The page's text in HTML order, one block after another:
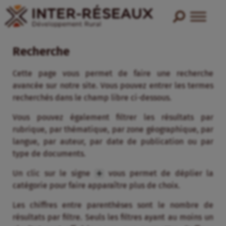
Recherche
Cette page vous permet de faire une recherche
avancée sur notre site. Vous pouvez entrer les termes
recherchés dans le champ libre ci-dessous.
Vous pouvez également filtrer les résultats par
rubrique, par thématique, par zone géographique, par
langue, par auteur, par date de publication ou par
type de documents.
Un clic sur le signe
vous permet de déplier la
catégorie pour faire apparaître plus de choix.
Les chiffres entre parenthèses sont le nombre de
résultats par filtre. Seuls les filtres ayant au moins un